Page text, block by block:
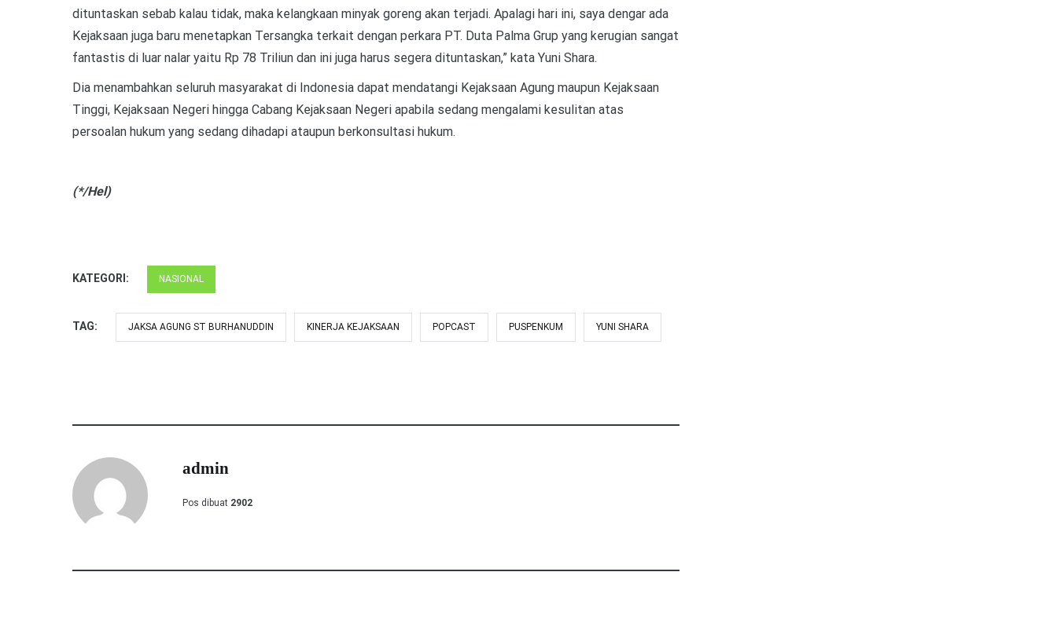
dituntaskan sebab kalau tidak, maka kelangkaan minyak goreng akan terjadi. Apalagi hari ini, saya dengar ada
Kejaksaan juga baru menetapkan Tersangka terkait dengan perkara PT. Duta Palma Grup yang kerugian sangat
fantastis di luar nalar yaitu Rp 78 Triliun dan ini juga harus segera dituntaskan,” kata Yuni Shara.
Dia menambahkan seluruh masyarakat di Indonesia dapat mendatangi Kejaksaan Agung maupun Kejaksaan
Tinggi, Kejaksaan Negeri hingga Cabang Kejaksaan Negeri apabila sedang mengalami kesulitan atas
persoalan hukum yang sedang dihadapi ataupun berkonsultasi hukum.
(*/Hel)
KATEGORI: NASIONAL
TAG: JAKSA AGUNG ST BURHANUDDIN KINERJA KEJAKSAAN POPCAST PUSPENKUM YUNI SHARA
admin
Pos dibuat 2902